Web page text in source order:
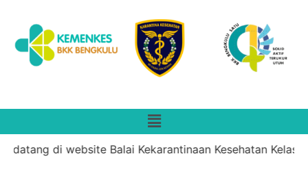
di website Balai Kekarantinaan Kesehatan Kelas II